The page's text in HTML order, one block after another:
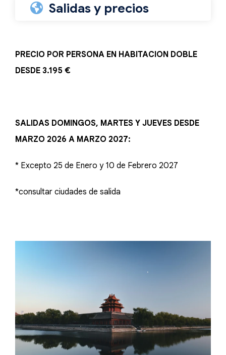
Salidas y precios
PRECIO POR PERSONA EN HABITACION DOBLE
DESDE 3.195 €
SALIDAS DOMINGOS, MARTES Y JUEVES DESDE
MARZO 2026 A MARZO 2027:
* Excepto 25 de Enero y 10 de Febrero 2027
*consultar ciudades de salida